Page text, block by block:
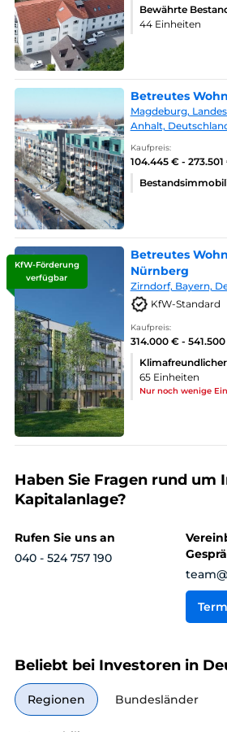
Bewährte
44 Einheiten
Betreutes
Magdeburg,
Anhalt,
Kaufpreis:
104.445 € -
KfW-Förderung
verfügbar
Betreutes
Nürnberg
Zirndorf, Bayern,
KfW-Standard
Kaufpreis:
314.000 € -
65 Einheiten
Nur noch wenige
Haben Sie Fragen rund um
Kapitalanlage?
Rufen Sie uns an
040 - 524 757 190
Beliebt bei Investoren in
Regionen Bundesländer